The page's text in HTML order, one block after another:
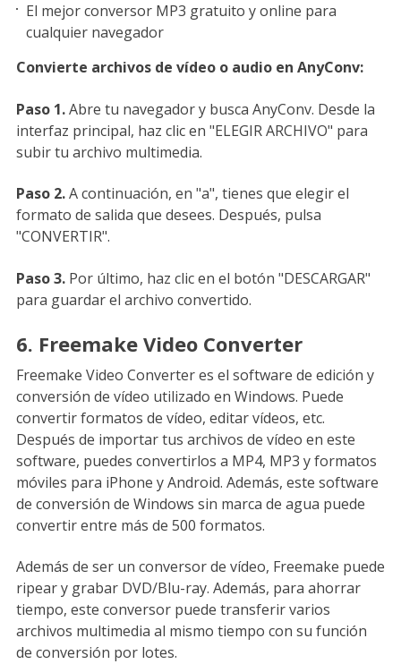
El mejor conversor MP3 gratuito y online para
cualquier navegador
Convierte archivos de vídeo o audio en AnyConv:
Paso 1.Abre tu navegador y busca AnyConv. Desde la
interfaz principal, haz clic en "ELEGIR ARCHIVO" para
subir tu archivo multimedia.
Paso 2.A continuación, en "a", tienes que elegir el
formato de salida que desees. Después, pulsa
"CONVERTIR".
Paso 3. Por último, haz clic en el botón "DESCARGAR"
para guardar el archivo convertido.
6. Freemake Video Converter
Freemake Video Converter es el software de edición y
conversión de vídeo utilizado en Windows. Puede
convertir formatos de vídeo, editar vídeos, etc.
Después de importar tus archivos de vídeo en este
software, puedes convertirlos a MP4, MP3 y formatos
móviles para iPhone y Android. Además, este software
de conversión de Windows sin marca de agua puede
convertir entre más de 500 formatos.
Además de ser un conversor de vídeo, Freemake puede
ripear y grabar DVD/Blu-ray. Además, para ahorrar
tiempo, este conversor puede transferir varios
archivos multimedia al mismo tiempo con su función
de conversión por lotes.